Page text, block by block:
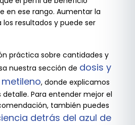
en ese rango. Aumentar la
resultados y puede ser
práctica sobre cantidades y
nuestra sección de dosis y
, donde explicamos
Para entender mejor el
también puedes
detrás del azul de